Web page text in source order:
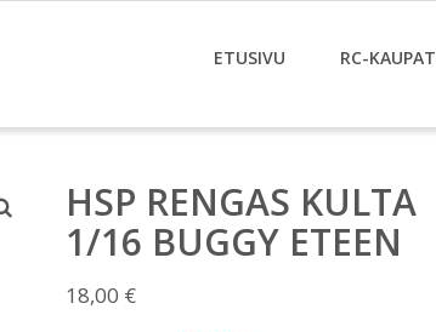
ETUSIVU RC-KAUPAT
HSP RENGAS KULTA
1/16 BUGGY ETEEN
18,00 €